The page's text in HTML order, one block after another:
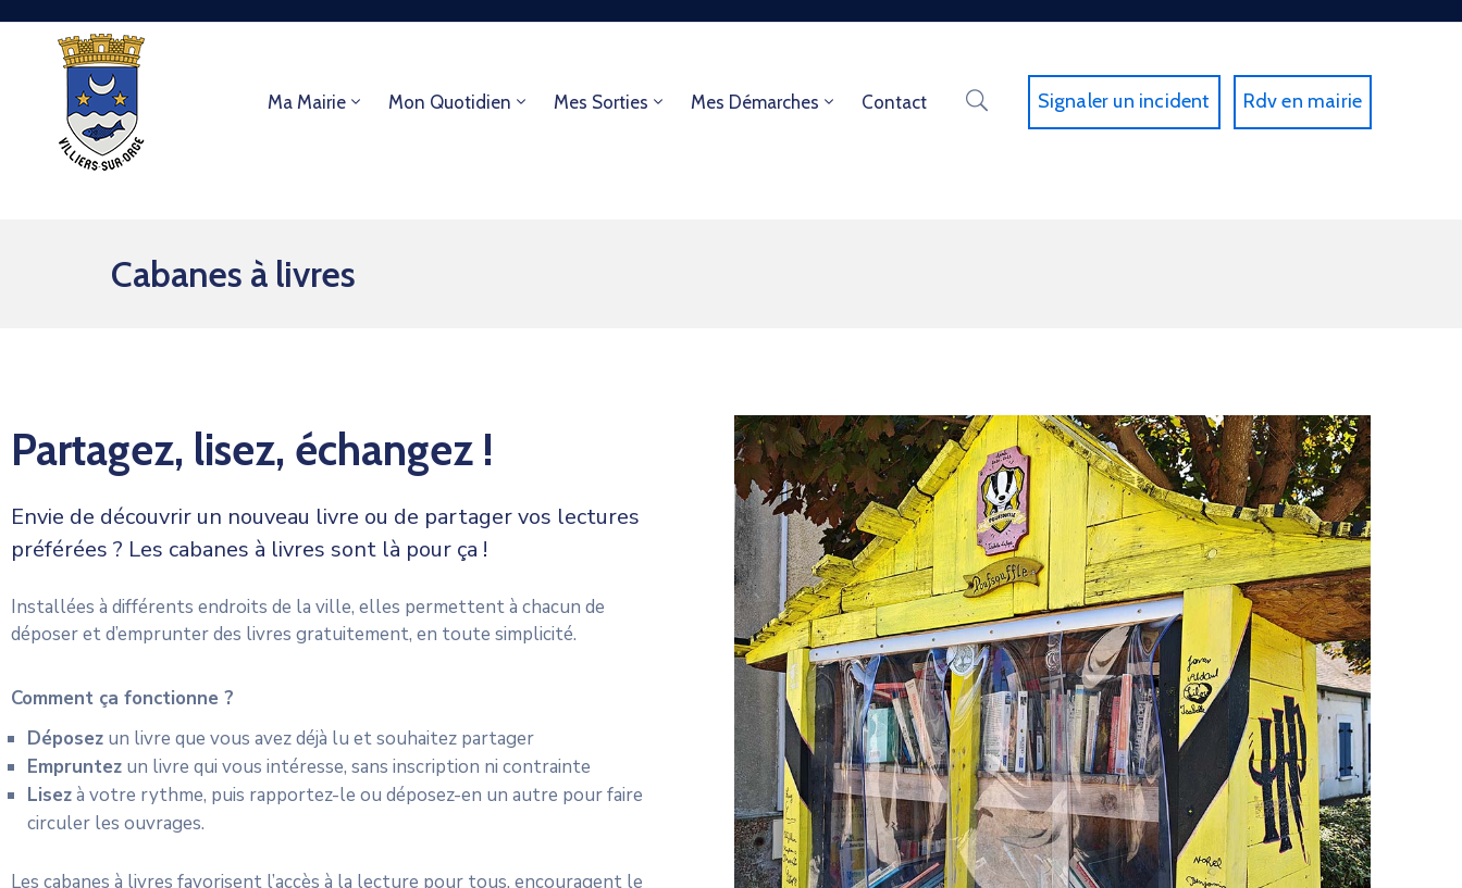
Ma Mairie Mon Quotidien Mes Sorties Mes Démarches Contact Signaler un incident Rdv en mairie
Cabanes à livres
Partagez, lisez, échangez !
Envie de découvrir un nouveau livre ou de partager vos lectures
préférées ? Les cabanes à livres sont là pour ça !
Installées à différents endroits de la ville, elles permettent à chacun de
déposer et d’emprunter des livres gratuitement, en toute simplicité.
Comment ça fonctionne ?
Déposez un livre que vous avez déjà lu et souhaitez partager
Empruntez un livre qui vous intéresse, sans inscription ni contrainte
Lisezà votre rythme, puis rapportez-le ou déposez-en un autre pour faire
circuler les ouvrages.
Les cabanes à livres favorisent l’accès à la lecture pour tous, encouragent le